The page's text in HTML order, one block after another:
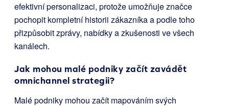
efektivní personalizaci, protože umožňuje značce
pochopit kompletní historii zákazníka a podle toho
přizpůsobit zprávy, nabídky a zkušenosti ve všech
kanálech.
Jak mohou malé podniky začít zavádět
omnichannel strategii?
Malé podniky mohou začít mapováním svých